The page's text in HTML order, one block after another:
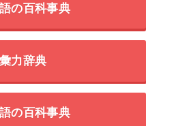
の百科事典
力辞典
の百科事典